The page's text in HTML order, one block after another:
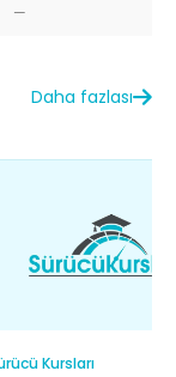
—
Daha fazlası
Kursları